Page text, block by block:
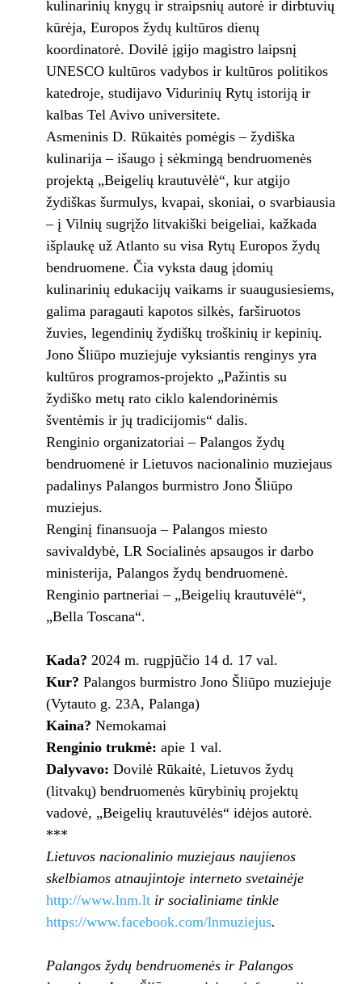
kulinarinių knygų ir straipsnių autorė ir dirbtuvių
kūrėja, Europos žydų kultūros dienų
koordinatorė. Dovilė įgijo magistro laipsnį
UNESCO kultūros vadybos ir kultūros politikos
katedroje, studijavo Vidurinių Rytų istoriją ir
kalbas Tel Avivo universitete.
Asmeninis D. Rūkaitės pomėgis – žydiška
kulinarija – išaugo į sėkmingą bendruomenės
projektą „Beigelių krautuvėlė“, kur atgijo
žydiškas šurmulys, kvapai, skoniai, o svarbiausia
– į Vilnių sugrįžo litvakiški beigeliai, kažkada
išplaukę už Atlanto su visa Rytų Europos žydų
bendruomene. Čia vyksta daug įdomių
kulinarinių edukacijų vaikams ir suaugusiesiems,
galima paragauti kapotos silkės, farširuotos
žuvies, legendinių žydiškų troškinių ir kepinių.
Jono Šliūpo muziejuje vyksiantis renginys yra
kultūros programos-projekto „Pažintis su
žydiško metų rato ciklo kalendorinėmis
šventėmis ir jų tradicijomis“ dalis.
Renginio organizatoriai – Palangos žydų
bendruomenė ir Lietuvos nacionalinio muziejaus
padalinys Palangos burmistro Jono Šliūpo
muziejus.
Renginį finansuoja – Palangos miesto
savivaldybė, LR Socialinės apsaugos ir darbo
ministerija, Palangos žydų bendruomenė.
Renginio partneriai – „Beigelių krautuvėlė“,
„Bella Toscana“.
Kada? 2024 m. rugpjūčio 14 d. 17 val.
Kur? Palangos burmistro Jono Šliūpo muziejuje
(Vytauto g. 23A, Palanga)
Kaina? Nemokamai
Renginio trukmė: apie 1 val.
Dalyvavo: Dovilė Rūkaitė, Lietuvos žydų
(litvakų) bendruomenės kūrybinių projektų
vadovė, „Beigelių krautuvėlės“ idėjos autorė.
***
Lietuvos nacionalinio muziejaus naujienos
skelbiamos atnaujintoje interneto svetainėje
http://www.lnm.lt ir socialiniame tinkle
https://www.facebook.com/lnmuziejus.
Palangos žydų bendruomenės ir Palangos